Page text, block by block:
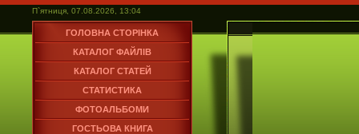
П`ятниця, 07.08.2026, 13:04
ГОЛОВНА СТОРІНКА
КАТАЛОГ ФАЙЛІВ
КАТАЛОГ СТАТЕЙ
СТАТИСТИКА
ФОТОАЛЬБОМИ
ГОСТЬОВА КНИГА